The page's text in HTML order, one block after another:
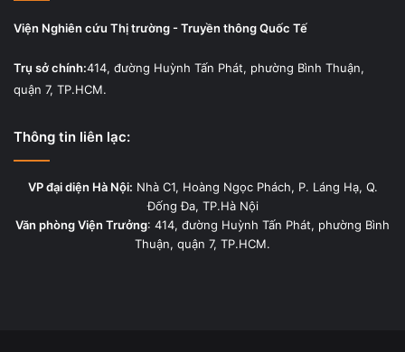
Viện Nghiên cứu Thị trường - Truyền thông Quốc Tế
Trụ sở chính:414, đường Huỳnh Tấn Phát, phường Bình Thuận,
quận 7, TP.HCM.
Thông tin liên lạc:
VP đại diện Hà Nội: Nhà C1, Hoàng Ngọc Phách, P. Láng Hạ, Q.
Đống Đa, TP.Hà Nội
Văn phòng Viện Trưởng: 414, đường Huỳnh Tấn Phát, phường Bình
Thuận, quận 7, TP.HCM.